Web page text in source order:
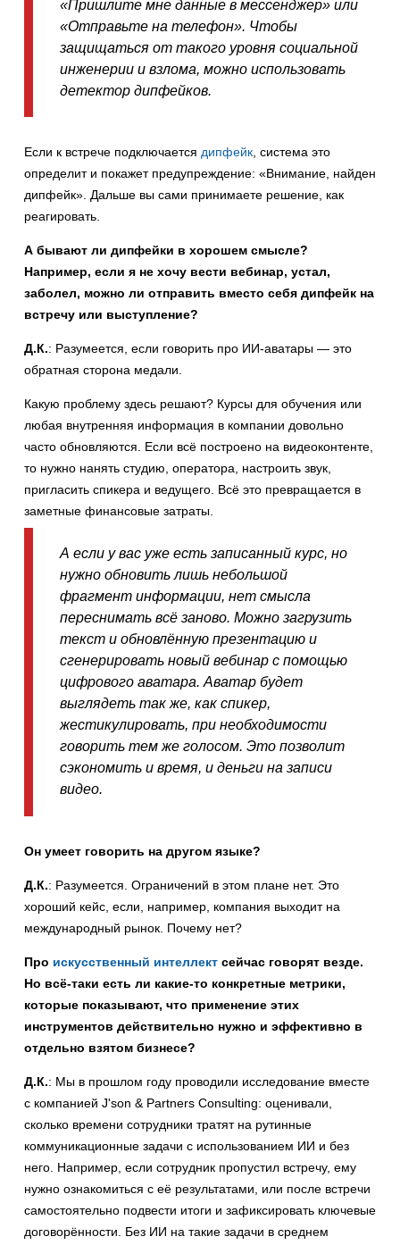
«Пришлите мне данные в мессенджер» или
«Отправьте на телефон». Чтобы
защищаться от такого уровня социальной
инженерии и взлома, можно использовать
детектор дипфейков.
Если к встрече подключается дипфейк, система это
определит и покажет предупреждение: «Внимание, найден
дипфейк». Дальше вы сами принимаете решение, как
реагировать.
А бывают ли дипфейки в хорошем смысле?
Например, если я не хочу вести вебинар, устал,
заболел, можно ли отправить вместо себя дипфейк на
встречу или выступление?
Д.К.: Разумеется, если говорить про ИИ-аватары — это
обратная сторона медали.
Какую проблему здесь решают? Курсы для обучения или
любая внутренняя информация в компании довольно
часто обновляются. Если всё построено на видеоконтенте,
то нужно нанять студию, оператора, настроить звук,
пригласить спикера и ведущего. Всё это превращается в
заметные финансовые затраты.
А если у вас уже есть записанный курс, но
нужно обновить лишь небольшой
фрагмент информации, нет смысла
переснимать всё заново. Можно загрузить
текст и обновлённую презентацию и
сгенерировать новый вебинар с помощью
цифрового аватара. Аватар будет
выглядеть так же, как спикер,
жестикулировать, при необходимости
говорить тем же голосом. Это позволит
сэкономить и время, и деньги на записи
видео.
Он умеет говорить на другом языке?
Д.К.: Разумеется. Ограничений в этом плане нет. Это
хороший кейс, если, например, компания выходит на
международный рынок. Почему нет?
Про искусственный интеллект сейчас говорят везде.
Но всё-таки есть ли какие-то конкретные метрики,
которые показывают, что применение этих
инструментов действительно нужно и эффективно в
отдельно взятом бизнесе?
Д.К.: Мы в прошлом году проводили исследование вместе
с компанией J'son & Partners Consulting: оценивали,
сколько времени сотрудники тратят на рутинные
коммуникационные задачи с использованием ИИ и без
него. Например, если сотрудник пропустил встречу, ему
нужно ознакомиться с её результатами, или после встречи
самостоятельно подвести итоги и зафиксировать ключевые
договорённости. Без ИИ на такие задачи в среднем